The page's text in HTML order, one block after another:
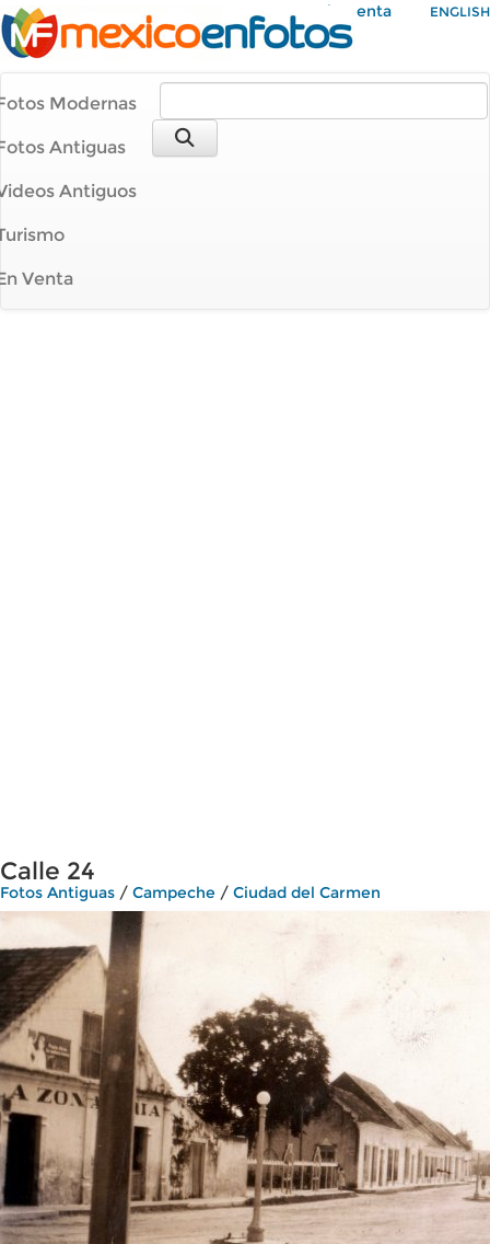
Mi Cuenta ENGLISH
Modernas
Antiguas
Antiguos
Venta
Calle 24
Fotos Antiguas / Campeche / Ciudad del Carmen